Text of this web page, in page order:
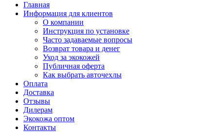
Главная
Информация для клиентов
О компании
Инструкция по установке
Часто задаваемые вопросы
Возврат товара и денег
Уход за экокожей
Публичная оферта
Как выбрать авточехлы
Оплата
Доставка
Отзывы
Дилерам
Экокожа оптом
Контакты